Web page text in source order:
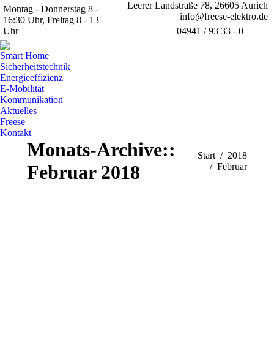
Montag - Donnerstag 8 -
16:30 Uhr, Freitag 8 - 13
Uhr
Leerer Landstraße 78, 26605 Aurich
info@freese-elektro.de
04941 / 93 33 - 0
Smart Home
Sicherheitstechnik
Energieeffizienz
E-Mobilität
Kommunikation
Aktuelles
Freese
Kontakt
Monats-Archive::
Februar 2018
Sie befinden sich
Start
2018
Februar